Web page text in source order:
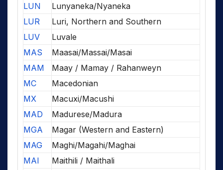
LUN
Lunyaneka/Nyaneka
LUR
Luri, Northern and Southern
LUV
Luvale
MAS
Maasai/Massai/Masai
MAM
Maay / Mamay / Rahanweyn
MC
Macedonian
MX
Macuxi/Macushi
MAD
Madurese/Madura
MGA
Magar (Western and Eastern)
MAG
Maghi/Magahi/Maghai
MAI
Maithili / Maithali